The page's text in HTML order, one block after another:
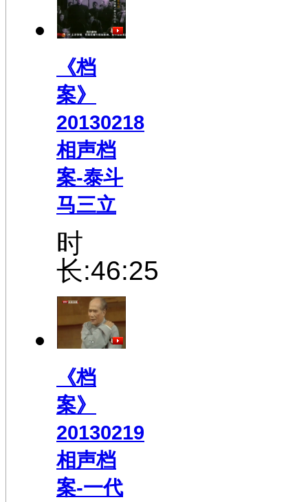
《档
案》
20130218
相声档
案-泰斗
马三立
时
长:46:25
《档
案》
20130219
相声档
案-一代